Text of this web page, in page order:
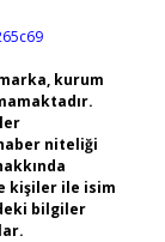
kurum
niteliği
kişiler ile isim
bilgiler